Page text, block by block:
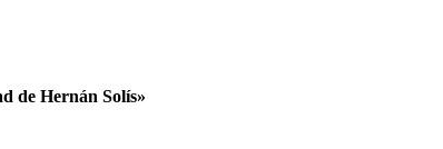
de Hernán Solís»